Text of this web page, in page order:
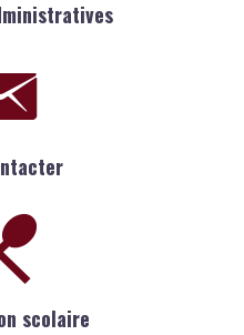
scolaire